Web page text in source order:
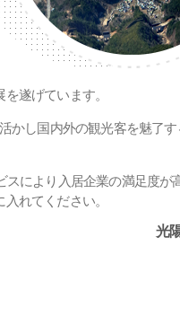
遂げています。
し国内外の観光客を魅了す
により入居企業の満足度が
れてください。
光